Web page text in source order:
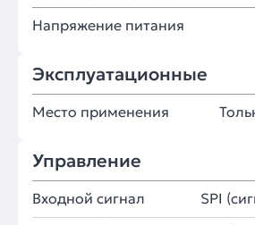
Напряжение питания
Эксплуатационные
Место применения
Управление
Входной сигнал SPI